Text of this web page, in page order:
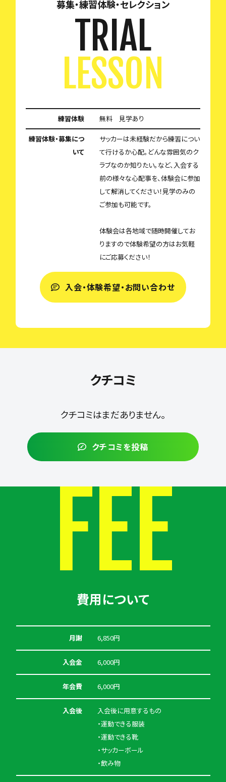
募集・練習体験・セレクション
TRIAL
LESSON
練習体験 無料 見学あり
練習体験・募集につ
いて
サッカーは未経験だから練習につい
て行けるか心配。どんな雰囲気のク
ラブなのか知りたい。など、入会する
前の様々な心配事を、体験会に参加
して解消してください！見学のみの
ご参加も可能です。
体験会は各地域で随時開催してお
りますので体験希望の方はお気軽
にご応募ください！
入会・体験希望・お問い合わせ
クチコミ
クチコミはまだありません。
クチコミを投稿
FEE
費用について
月謝 6,850円
入会金 6,000円
年会費 6,000円
入会後
入会後に用意するもの
・運動できる服装
・運動できる靴
・サッカーボール
・飲み物